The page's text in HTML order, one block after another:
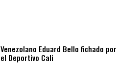
Venezolano Eduard Bello fichado por
el Deportivo Cali